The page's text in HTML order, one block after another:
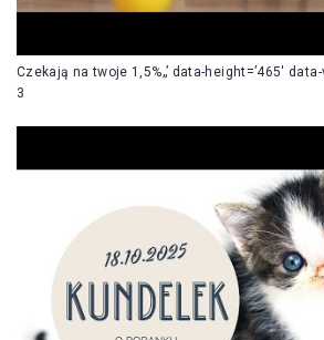
Czekają na twoje 1,5%„’ data-height=’465′ data-
3